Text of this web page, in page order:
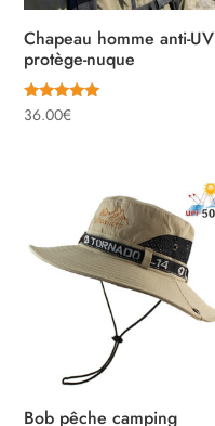
Chapeau homme anti-UV
protège-nuque
Note
5.00
36.00€
Bob pêche camping